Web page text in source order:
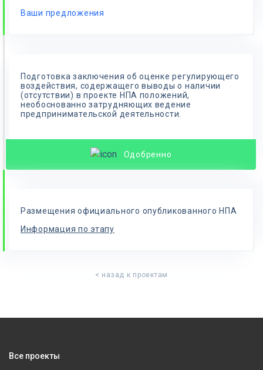
Ваши предложения
Подготовка заключения об оценке регулирующего
воздействия, содержащего выводы о наличии
(отсутствии) в проекте НПА положений,
необоснованно затрудняющих ведение
предпринимательской деятельности.
Одобренно
Размещения официального опубликованного НПА
Информация по этапу
< назад к проектам
Все проекты